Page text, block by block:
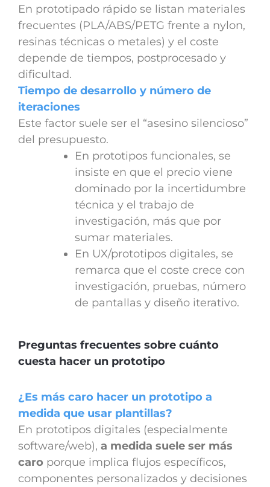
En prototipado rápido se listan materiales
frecuentes (PLA/ABS/PETG frente a nylon,
resinas técnicas o metales) y el coste
depende de tiempos, postprocesado y
dificultad.
Tiempo de desarrollo y número de
iteraciones
Este factor suele ser el “asesino silencioso”
del presupuesto.
En prototipos funcionales, se
insiste en que el precio viene
dominado por la incertidumbre
técnica y el trabajo de
investigación, más que por
sumar materiales.
En UX/prototipos digitales, se
remarca que el coste crece con
investigación, pruebas, número
de pantallas y diseño iterativo.
Preguntas frecuentes sobre cuánto
cuesta hacer un prototipo
¿Es más caro hacer un prototipo a
medida que usar plantillas?
En prototipos digitales (especialmente
software/web), a medida suele ser más
caro porque implica flujos específicos,
componentes personalizados y decisiones